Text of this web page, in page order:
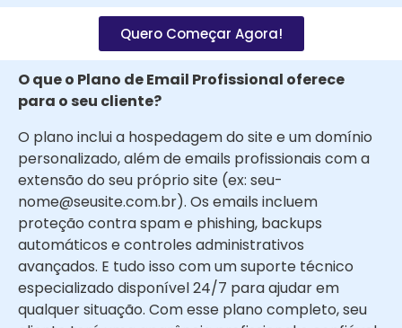
Quero Começar Agora!
O que o Plano de Email Profissional oferece
para o seu cliente?​
O plano inclui a hospedagem do site e um domínio
personalizado, além de emails profissionais com a
extensão do seu próprio site (ex: seu-
nome@seusite.com.br). Os emails incluem
proteção contra spam e phishing, backups
automáticos e controles administrativos
avançados. E tudo isso com um suporte técnico
especializado disponível 24/7 para ajudar em
qualquer situação. Com esse plano completo, seu